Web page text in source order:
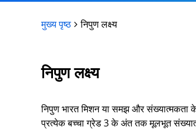
मुख्य पृष्ठ निपुण लक्ष्य
निपुण लक्ष्य
निपुण भारत मिशन या समझ और संख्यात्मकता के
प्रत्येक बच्चा ग्रेड 3 के अंत तक मूलभूत